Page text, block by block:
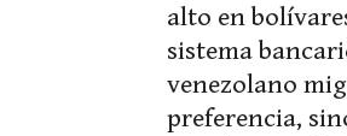
alto en
sistema
venezolano
preferencia,